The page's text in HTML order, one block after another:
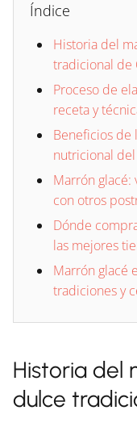
Índice
Historia del
tradicional de
Proceso de
receta y
Beneficios de
nutricional
Marrón glacé:
con otros
Dónde
las mejores
Marrón glacé
tradiciones y
Historia del
dulce